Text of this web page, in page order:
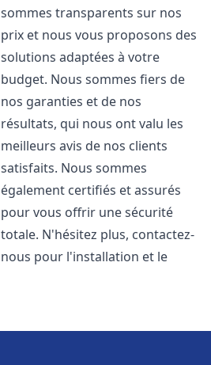
sommes transparents sur nos
prix et nous vous proposons des
solutions adaptées à votre
budget. Nous sommes fiers de
nos garanties et de nos
résultats, qui nous ont valu les
meilleurs avis de nos clients
satisfaits. Nous sommes
également certifiés et assurés
pour vous offrir une sécurité
totale. N'hésitez plus, contactez-
nous pour l'installation et le